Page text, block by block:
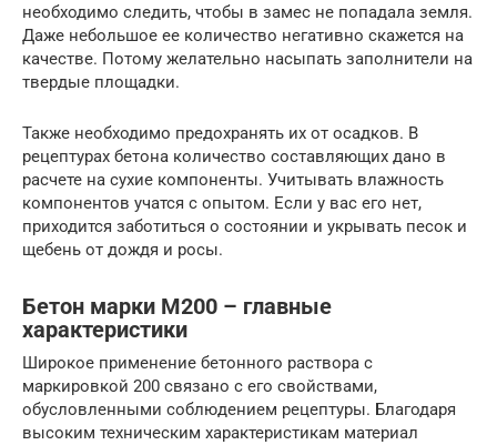
необходимо следить, чтобы в замес не попадала земля.
Даже небольшое ее количество негативно скажется на
качестве. Потому желательно насыпать заполнители на
твердые площадки.
Также необходимо предохранять их от осадков. В
рецептурах бетона количество составляющих дано в
расчете на сухие компоненты. Учитывать влажность
компонентов учатся с опытом. Если у вас его нет,
приходится заботиться о состоянии и укрывать песок и
щебень от дождя и росы.
Бетон марки М200 – главные
характеристики
Широкое применение бетонного раствора с
маркировкой 200 связано с его свойствами,
обусловленными соблюдением рецептуры. Благодаря
высоким техническим характеристикам материал